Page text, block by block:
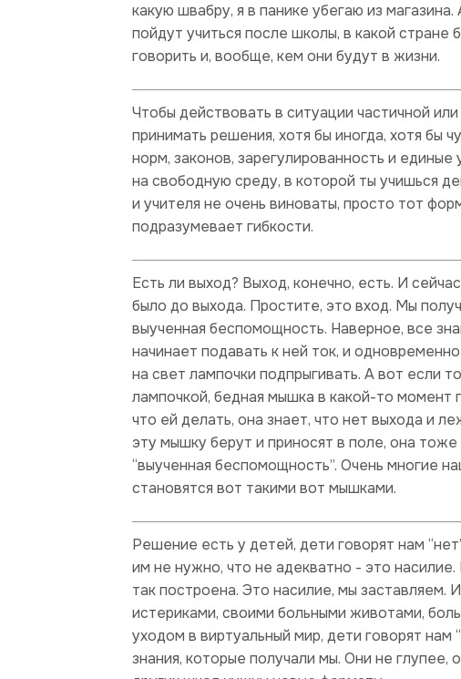
какую швабру, я в панике убегаю из
пойдут учиться после школы, в какой стране
говорить и, вообще, кем они будут в жизни.
Чтобы действовать в ситуации частичной
принимать решения, хотя бы иногда, хотя бы
норм, законов, зарегулированность и
на свободную среду, в которой ты учишься
и учителя не очень виноваты, просто тот
подразумевает гибкости.
Есть ли выход? Выход, конечно, есть. И
было до выхода. Простите, это вход. Мы
выученная беспомощность. Наверное, все
начинает подавать к ней ток, и
на свет лампочки подпрыгивать. А вот если
лампочкой, бедная мышка в какой-то момент
что ей делать, она знает, что нет выхода и
эту мышку берут и приносят в поле, она
“выученная беспомощность”. Очень многие
становятся вот такими вот мышками.
Решение есть у детей, дети говорят нам
им не нужно, что не адекватно - это
так построена. Это насилие, мы заставляем.
истериками, своими больными животами,
уходом в виртуальный мир, дети говорят нам
знания, которые получали мы. Они не глупее,